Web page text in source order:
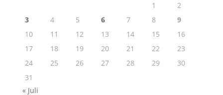
1
2
3
4 5 6 7 8
9
10
11 12 13 14 15
16
17
18 19 20 21 22
23
24
25 26 27 28 29
30
31
« Juli